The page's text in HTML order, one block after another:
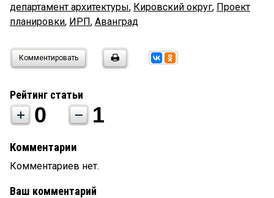
департамент архитектуры, Кировский округ, Проект
планировки, ИРП, Аванград
Комментировать
Рейтинг статьи
0 1
Комментарии
Комментариев нет.
Ваш комментарий